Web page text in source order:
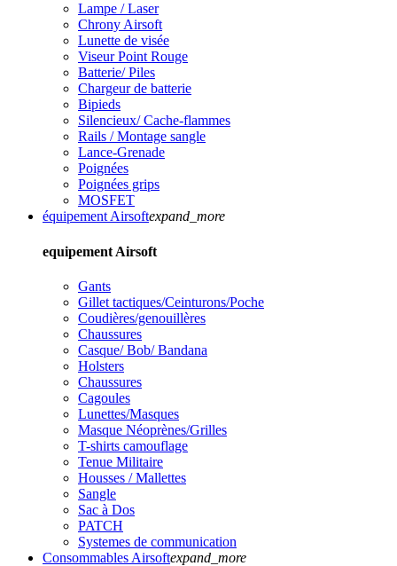
Lampe / Laser
Chrony Airsoft
Lunette de visée
Viseur Point Rouge
Batterie/ Piles
Chargeur de batterie
Bipieds
Silencieux/ Cache-flammes
Rails / Montage sangle
Lance-Grenade
Poignées
Poignées grips
MOSFET
équipement Airsoftexpand_more
equipement Airsoft
Gants
Gillet tactiques/Ceinturons/Poche
Coudières/genouillères
Chaussures
Casque/ Bob/ Bandana
Holsters
Chaussures
Cagoules
Lunettes/Masques
Masque Néoprènes/Grilles
T-shirts camouflage
Tenue Militaire
Housses / Mallettes
Sangle
Sac à Dos
PATCH
Systemes de communication
Consommables Airsoftexpand_more